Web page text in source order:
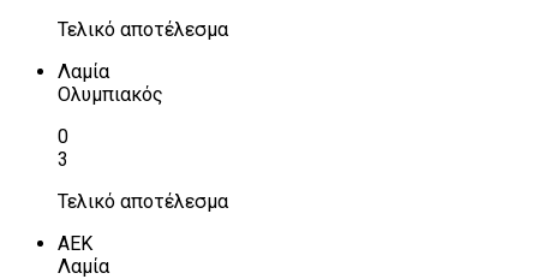
Τελικό αποτέλεσμα
Λαμία
Ολυμπιακός
0
3
Τελικό αποτέλεσμα
ΑΕΚ
Λαμία